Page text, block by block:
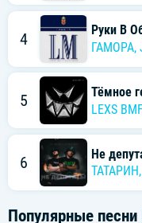
4
Руки В
ГАМОРА,
5
Тёмное
LEXS
6
Не
ТАТАРИН,
Популярные песни